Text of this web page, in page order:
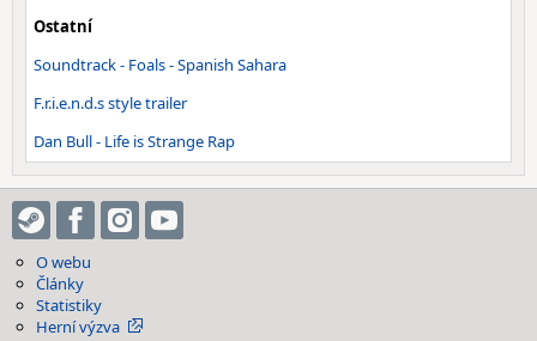
Ostatní
Soundtrack - Foals - Spanish Sahara
F.r.i.e.n.d.s style trailer
Dan Bull - Life is Strange Rap
O webu
Články
Statistiky
Herní výzva